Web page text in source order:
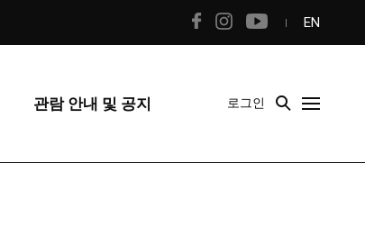
EN
관람 안내 및 공지 로그인